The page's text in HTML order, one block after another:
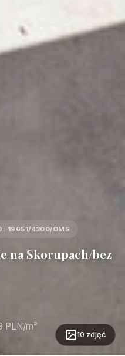
19651/4300/OMS
na Skorupach/bez
PLN/m²
10 zdjęć